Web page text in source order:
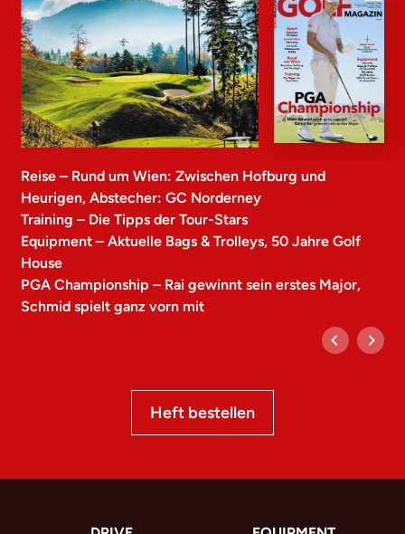
Reise – Rund um Wien: Zwischen Hofburg und
Heurigen, Abstecher: GC Norderney
Training – Die Tipps der Tour-Stars
Equipment – Aktuelle Bags & Trolleys, 50 Jahre Golf
House
PGA Championship – Rai gewinnt sein erstes Major,
Schmid spielt ganz vorn mit
Heft bestellen